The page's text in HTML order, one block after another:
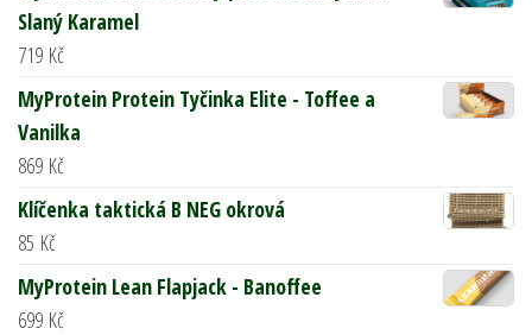
Slaný Karamel
719 Kč
MyProtein Protein Tyčinka Elite - Toffee a
Vanilka
869 Kč
Klíčenka taktická B NEG okrová
85 Kč
MyProtein Lean Flapjack - Banoffee
699 Kč